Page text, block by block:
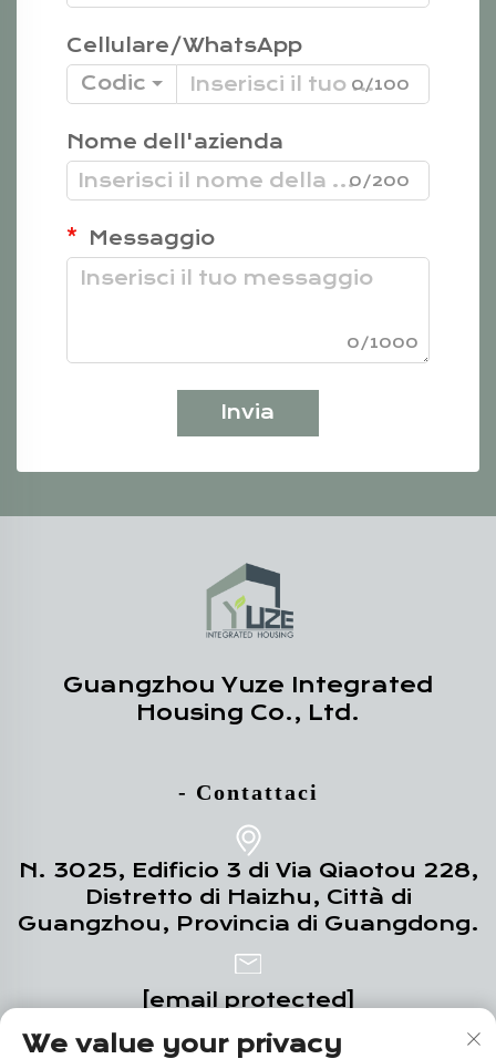
Cellulare/WhatsApp
Codice
0/100
Nome dell'azienda
0/200
Messaggio
0/1000
Invia
Guangzhou Yuze Integrated
Housing Co., Ltd.
- Contattaci
N. 3025, Edificio 3 di Via Qiaotou 228,
Distretto di Haizhu, Città di
Guangzhou, Provincia di Guangdong.
[email protected]
We value your privacy